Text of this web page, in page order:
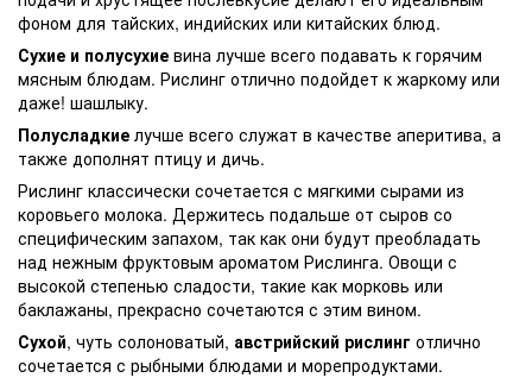
фоном для тайских, индийских или китайских блюд.
Сухие и полусухие вина лучше всего подавать к горячим
мясным блюдам. Рислинг отлично подойдет к жаркому или
даже! шашлыку.
Полусладкие лучше всего служат в качестве аперитива, а
также дополнят птицу и дичь.
Рислинг классически сочетается с мягкими сырами из
коровьего молока. Держитесь подальше от сыров со
специфическим запахом, так как они будут преобладать
над нежным фруктовым ароматом Рислинга. Овощи с
высокой степенью сладости, такие как морковь или
баклажаны, прекрасно сочетаются с этим вином.
Сухой, чуть солоноватый, австрийский рислинг отлично
сочетается с рыбными блюдами и морепродуктами.